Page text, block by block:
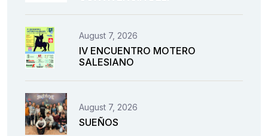
August 7, 2026
IV ENCUENTRO MOTERO
SALESIANO
August 7, 2026
SUEÑOS